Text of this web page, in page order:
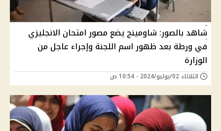
شاهد بالصور: شاومينج يضع مصور امتحان الانجليزي
في ورطة بعد ظهور اسم اللجنة وإجراء عاجل من
الوزارة
الثلاثاء 02/يوليو/2024 - 10:54 ص